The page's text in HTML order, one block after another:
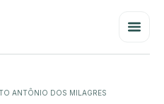
ANTÔNIO DOS MILAGRES